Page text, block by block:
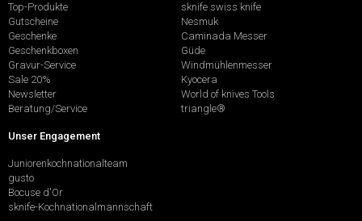
Top-Produkte
Gutscheine
Geschenke
Geschenkboxen
Gravur-Service
Sale 20%
Newsletter
Beratung/Service
sknife swiss knife
Nesmuk
Caminada Messer
Güde
Windmühlenmesser
Kyocera
World of knives Tools
triangle®
Unser Engagement
Juniorenkochnationalteam
gusto
Bocuse d'Or
sknife-Kochnationalmannschaft